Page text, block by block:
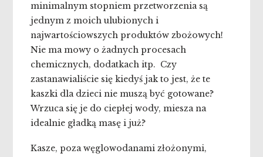
minimalnym stopniem przetworzenia są
jednym z moich ulubionych i
najwartościowszych produktów zbożowych!
Nie ma mowy o żadnych procesach
chemicznych, dodatkach itp. Czy
zastanawialiście się kiedyś jak to jest, że te
kaszki dla dzieci nie muszą być gotowane?
Wrzuca się je do ciepłej wody, miesza na
idealnie gładką masę i już?
Kasze, poza węglowodanami złożonymi,